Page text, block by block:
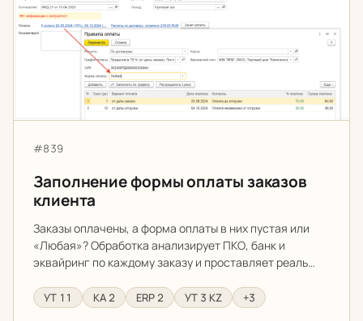
Артикул:
#839
Заполнение формы оплаты заказов
клиента
Заказы оплачены, а форма оплаты в них пустая или
«Любая»? Обработка анализирует ПКО, банк и
эквайринг по каждому заказу и проставляет реаль…
УТ 11 КА 2 ERP 2 УТ 3 KZ +3